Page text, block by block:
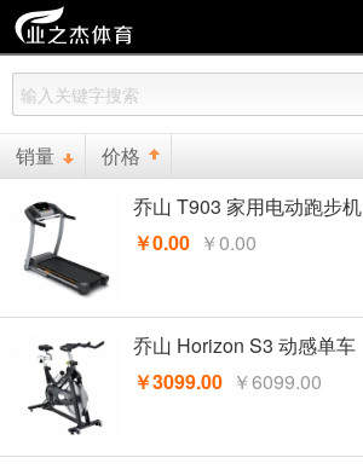
销量 价格
乔山 T903 家用电动跑步机
￥0.00 ￥0.00
乔山 Horizon S3 动感单车
￥3099.00 ￥6099.00